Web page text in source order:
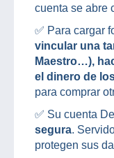
cuenta se abre
✅ Para cargar
vincular una
Maestro…),
el dinero de
para comprar
✅ Su cuenta
segura.
protegen sus